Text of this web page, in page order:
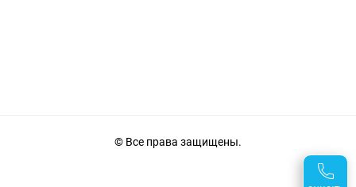
© Все права защищены.